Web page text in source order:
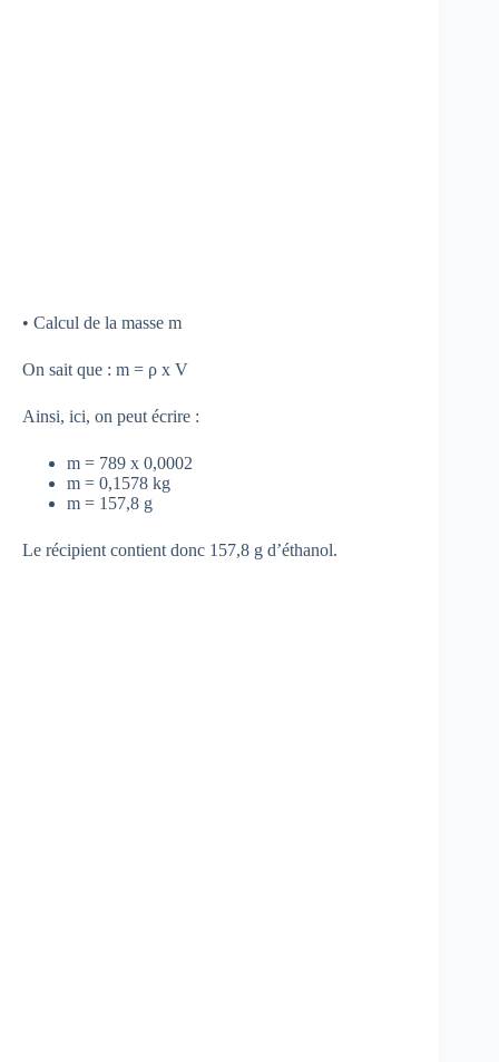
• Calcul de la masse m
On sait que : m = ρ x V
Ainsi, ici, on peut écrire :
m = 789 x 0,0002
m = 0,1578 kg
m = 157,8 g
Le récipient contient donc 157,8 g d’éthanol.